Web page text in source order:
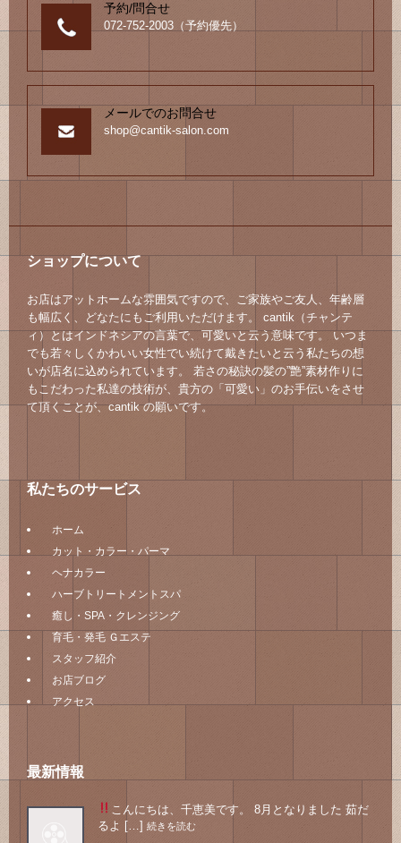
予約/問合せ
072-752-2003（予約優先）
メールでのお問合せ
shop@cantik-salon.com
ショップについて
お店はアットホームな雰囲気ですので、ご家族やご友人、年齢層
も幅広く、どなたにもご利用いただけます。 cantik（チャンテ
ィ）とはインドネシアの言葉で、可愛いと云う意味です。 いつま
でも若々しくかわいい女性でい続けて戴きたいと云う私たちの想
いが店名に込められています。 若さの秘訣の髪の”艶”素材作りに
もこだわった私達の技術が、貴方の「可愛い」のお手伝いをさせ
て頂くことが、cantik の願いです。
私たちのサービス
ホーム
カット・カラー・パーマ
ヘナカラー
ハーブトリートメントスパ
癒し・SPA・クレンジング
育毛・発毛 Ｇエステ
スタッフ紹介
お店ブログ
アクセス
最新情報
こんにちは、千恵美です。 8月となりました 茹だ
るよ […] 続きを読む